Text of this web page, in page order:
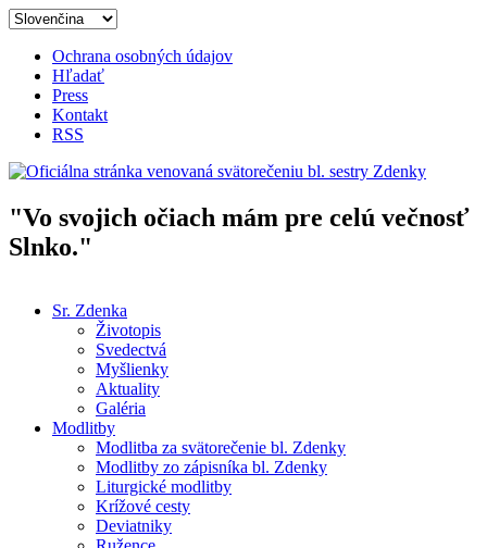
Skočiť na hlavný obsah
Ochrana osobných údajov
Hľadať
Press
Kontakt
RSS
Oficiálna stránka venovaná
"Vo svojich očiach mám pre celú večnosť
Slnko."
Hlavné menu
Sr. Zdenka
Životopis
Svedectvá
Myšlienky
Aktuality
Galéria
Modlitby
Modlitba za svätorečenie bl. Zdenky
Modlitby zo zápisníka bl. Zdenky
Liturgické modlitby
Krížové cesty
Deviatniky